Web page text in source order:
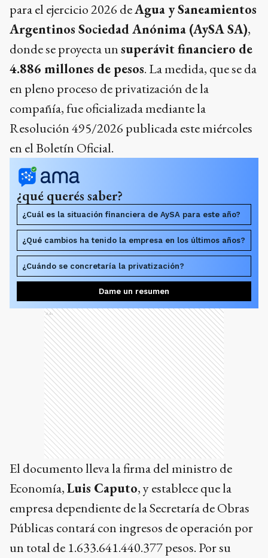
para el ejercicio 2026 deAgua y Saneamientos
Argentinos Sociedad Anónima (AySA SA),
donde se proyecta unsuperávit financiero de
4.886 millones de pesos. La medida, que se da
en pleno proceso de privatización de la
compañía, fue oficializada mediante la
Resolución 495/2026 publicada este miércoles
en el Boletín Oficial.
¿qué querés saber?
¿Cuál es la situación financiera de AySA para este año?
¿Qué cambios ha tenido la empresa en los últimos años?
¿Cuándo se concretaría la privatización?
Dame un resumen
Ads
El documento lleva la firma del ministro de
Economía,Luis Caputo, y establece que la
empresa dependiente de la Secretaría de Obras
Públicas contará con ingresos de operación por
un total de 1.633.641.440.377 pesos. Por su